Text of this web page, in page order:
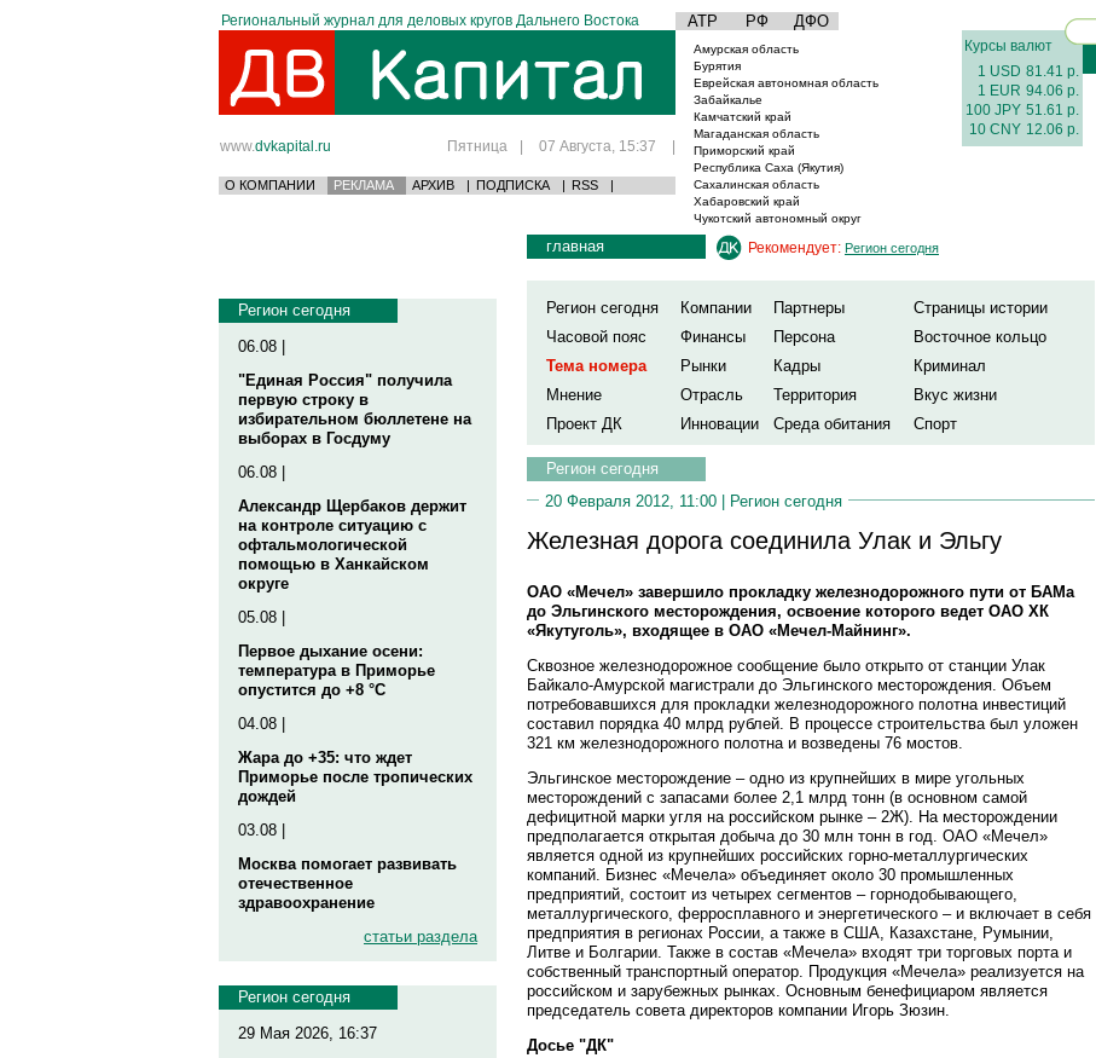
Региональный журнал для деловых кругов Дальнего Востока АТР РФ ДФО
www.dvkapital.ru Пятница | 07 Августа, 15:37 |
О КОМПАНИИ РЕКЛАМА АРХИВ | ПОДПИСКА | RSS |
Амурская область
Бурятия
Еврейская автономная область
Забайкалье
Камчатский край
Магаданская область
Приморский край
Республика Саха (Якутия)
Сахалинская область
Хабаровский край
Чукотский автономный округ
Курсы валют
1 USD 81.41 р.
1 EUR 94.06 р.
100 JPY 51.61 р.
10 CNY 12.06 р.
Регион сегодня
06.08 |
"Единая Россия" получила
первую строку в
избирательном бюллетене на
выборах в Госдуму
06.08 |
Александр Щербаков держит
на контроле ситуацию с
офтальмологической
помощью в Ханкайском
округе
05.08 |
Первое дыхание осени:
температура в Приморье
опустится до +8 °C
04.08 |
Жара до +35: что ждет
Приморье после тропических
дождей
03.08 |
Москва помогает развивать
отечественное
здравоохранение
статьи раздела
Регион сегодня
29 Мая 2026, 16:37
главная Рекомендует: Регион сегодня
Регион сегодня Компании Партнеры
Страницы истории
Часовой пояс
Финансы Персона
Восточное кольцо
Тема номера
Рынки Кадры
Криминал
Мнение
Отрасль Территория
Вкус жизни
Проект ДК
Инновации Среда обитания Спорт
Регион сегодня
20 Февраля 2012, 11:00 | Регион сегодня
Железная дорога соединила Улак и Эльгу
ОАО «Мечел» завершило прокладку железнодорожного пути от БАМа
до Эльгинского месторождения, освоение которого ведет ОАО ХК
«Якутуголь», входящее в ОАО «Мечел-Майнинг».
Сквозное железнодорожное сообщение было открыто от станции Улак
Байкало-Амурской магистрали до Эльгинского месторождения. Объем
потребовавшихся для прокладки железнодорожного полотна инвестиций
составил порядка 40 млрд рублей. В процессе строительства был уложен
321 км железнодорожного полотна и возведены 76 мостов.
Эльгинское месторождение – одно из крупнейших в мире угольных
месторождений с запасами более 2,1 млрд тонн (в основном самой
дефицитной марки угля на российском рынке – 2Ж). На месторождении
предполагается открытая добыча до 30 млн тонн в год. ОАО «Мечел»
является одной из крупнейших российских горно-металлургических
компаний. Бизнес «Мечела» объединяет около 30 промышленных
предприятий, состоит из четырех сегментов – горнодобывающего,
металлургического, ферросплавного и энергетического – и включает в себя
предприятия в регионах России, а также в США, Казахстане, Румынии,
Литве и Болгарии. Также в состав «Мечела» входят три торговых порта и
собственный транспортный оператор. Продукция «Мечела» реализуется на
российском и зарубежных рынках. Основным бенефициаром является
председатель совета директоров компании Игорь Зюзин.
Досье "ДК"